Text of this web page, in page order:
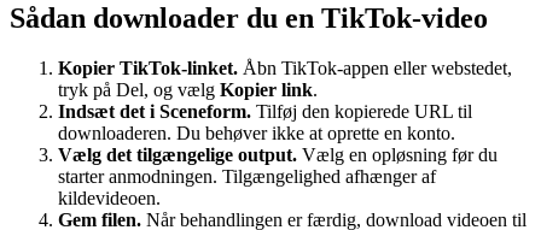
Sådan downloader du en TikTok-video
Kopier TikTok-linket. Åbn TikTok-appen eller webstedet,
tryk på Del, og vælg Kopier link.
Indsæt det i Sceneform. Tilføj den kopierede URL til
downloaderen. Du behøver ikke at oprette en konto.
Vælg det tilgængelige output. Vælg en opløsning før du
starter anmodningen. Tilgængelighed afhænger af
kildevideoen.
Gem filen. Når behandlingen er færdig, download videoen til